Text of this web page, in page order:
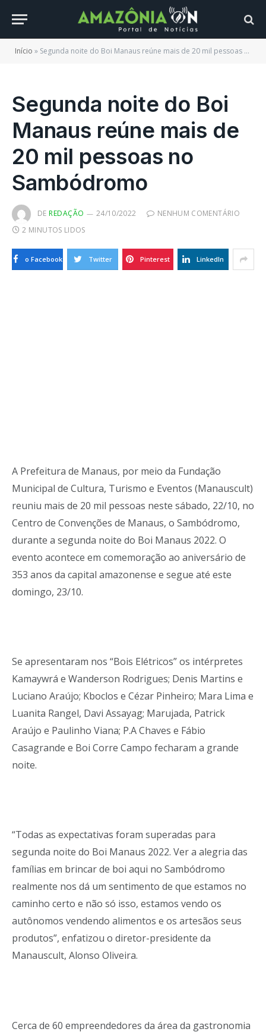
Início » Segunda noite do Boi Manaus reúne mais de 20 mil pessoas no Sambódromo
Segunda noite do Boi
Manaus reúne mais de
20 mil pessoas no
Sambódromo
DE REDAÇÃO 24/10/2022
NENHUM COMENTÁRIO
2 MINUTOS LIDOS
o Facebook Twitter Pinterest LinkedIn
A Prefeitura de Manaus, por meio da Fundação
Municipal de Cultura, Turismo e Eventos (Manauscult)
reuniu mais de 20 mil pessoas neste sábado, 22/10, no
Centro de Convenções de Manaus, o Sambódromo,
durante a segunda noite do Boi Manaus 2022. O
evento acontece em comemoração ao aniversário de
353 anos da capital amazonense e segue até este
domingo, 23/10.
Se apresentaram nos “Bois Elétricos” os intérpretes
Kamaywrá e Wanderson Rodrigues; Denis Martins e
Luciano Araújo; Kboclos e Cézar Pinheiro; Mara Lima e
Luanita Rangel, Davi Assayag; Marujada, Patrick
Araújo e Paulinho Viana; P.A Chaves e Fábio
Casagrande e Boi Corre Campo fecharam a grande
noite.
“Todas as expectativas foram superadas para
segunda noite do Boi Manaus 2022. Ver a alegria das
famílias em brincar de boi aqui no Sambódromo
realmente nos dá um sentimento de que estamos no
caminho certo e não só isso, estamos vendo os
autônomos vendendo alimentos e os artesãos seus
produtos”, enfatizou o diretor-presidente da
Manauscult, Alonso Oliveira.
Cerca de 60 empreendedores da área da gastronomia